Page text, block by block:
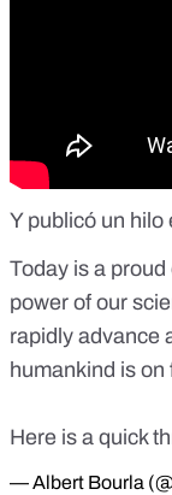
Y publicó un hilo
Today is a proud
power of our
rapidly advance
humankind is on
Here is a quick
— Albert Bourla